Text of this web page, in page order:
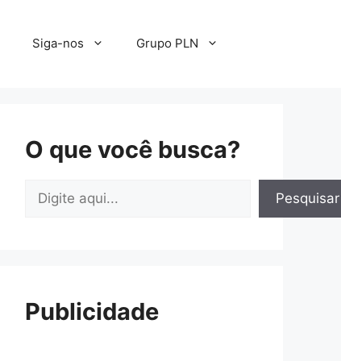
Siga-nos Grupo PLN
O que você busca?
Pesquisar
Publicidade